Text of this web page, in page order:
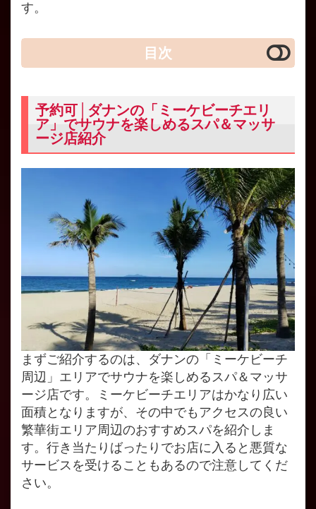
す。
目次
予約可│ダナンの「ミーケビーチエリ
ア」でサウナを楽しめるスパ＆マッサ
ージ店紹介
まずご紹介するのは、ダナンの「ミーケビーチ
周辺」エリアでサウナを楽しめるスパ＆マッサ
ージ店です。ミーケビーチエリアはかなり広い
面積となりますが、その中でもアクセスの良い
繁華街エリア周辺のおすすめスパを紹介しま
す。行き当たりばったりでお店に入ると悪質な
サービスを受けることもあるので注意してくだ
さい。